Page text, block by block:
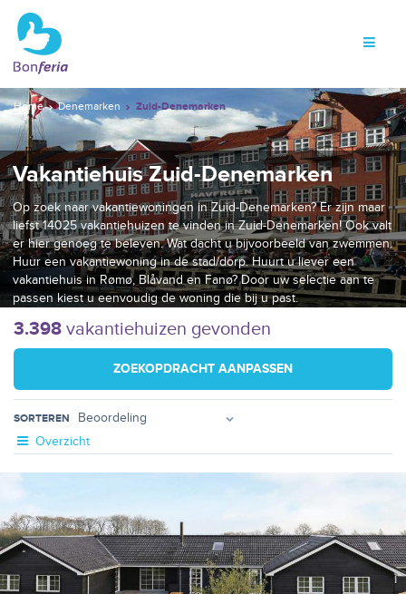
Home Denemarken Zuid-Denemarken
Vakantiehuis Zuid-Denemarken
Op zoek naar vakantiewoningen in Zuid-Denemarken? Er zijn maar
liefst 14025 vakantiehuizen te vinden in Zuid-Denemarken! Ook valt
er hier genoeg te beleven. Wat dacht u bijvoorbeeld van zwemmen.
Huur een vakantiewoning in de stad/dorp. Huurt u liever een
vakantiehuis in Rømø, Blåvand en Fanø? Door uw selectie aan te
passen kiest u eenvoudig de woning die bij u past.
3.398 vakantiehuizen gevonden
ZOEKOPDRACHT AANPASSEN
SORTEREN
Overzicht